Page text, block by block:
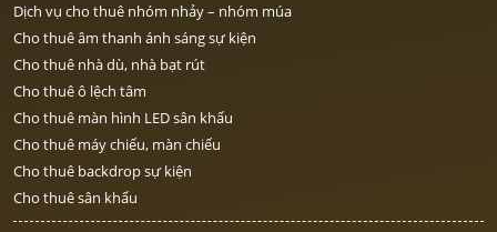
Dịch vụ cho thuê nhóm nhảy – nhóm múa
Cho thuê âm thanh ánh sáng sự kiện
Cho thuê nhà dù, nhà bạt rút
Cho thuê ô lệch tâm
Cho thuê màn hình LED sân khấu
Cho thuê máy chiếu, màn chiếu
Cho thuê backdrop sự kiện
Cho thuê sân khấu